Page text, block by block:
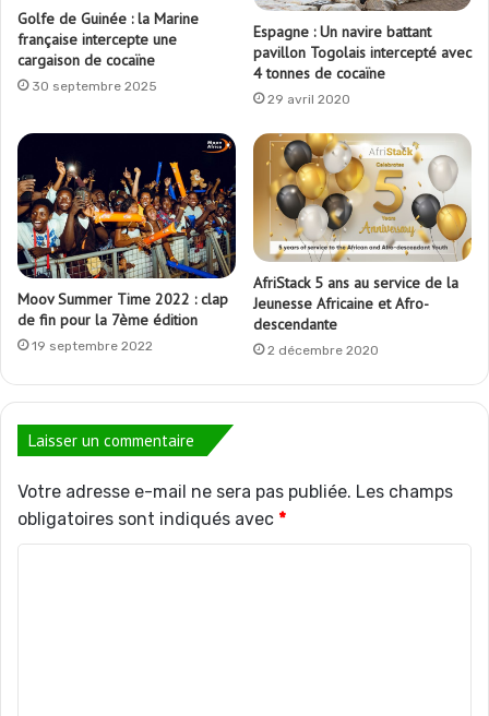
Golfe de Guinée : la Marine
française intercepte une
cargaison de cocaïne
30 septembre 2025
Espagne : Un navire battant
pavillon Togolais intercepté avec
4 tonnes de cocaïne
29 avril 2020
Moov Summer Time 2022 : clap
de fin pour la 7ème édition
19 septembre 2022
AfriStack 5 ans au service de la
Jeunesse Africaine et Afro-
descendante
2 décembre 2020
Laisser un commentaire
Votre adresse e-mail ne sera pas publiée. Les champs
obligatoires sont indiqués avec *